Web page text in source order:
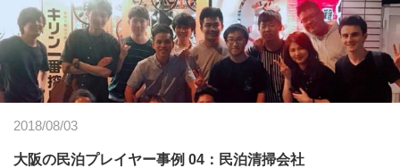
2018/08/03
大阪の民泊プレイヤー事例 04：民泊清掃会社